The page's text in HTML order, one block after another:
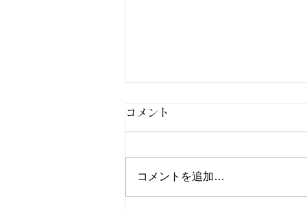
コメント
コメントを追加…